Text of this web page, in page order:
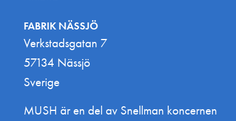
FABRIK NÄSSJÖ
Verkstadsgatan 7
57134 Nässjö
Sverige
MUSH är en del av Snellman koncernen